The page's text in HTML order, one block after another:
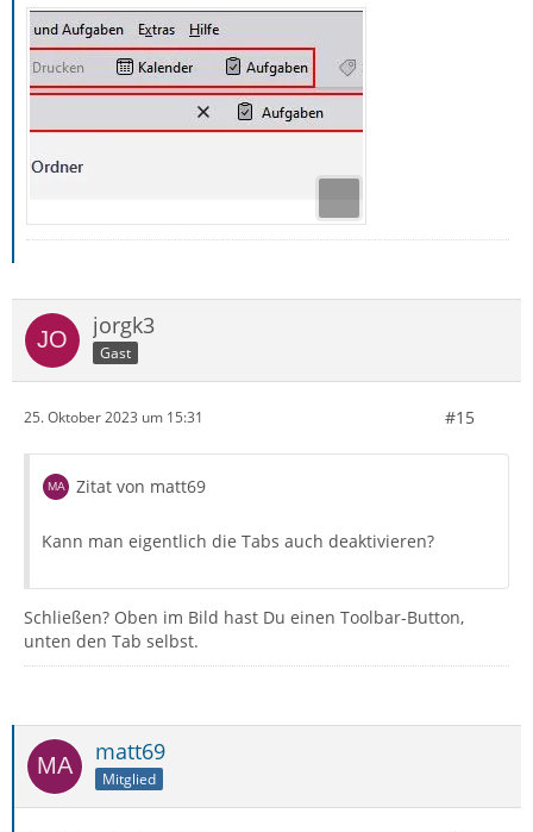
jorgk3
Gast
25. Oktober 2023 um 15:31 #15
Zitat von matt69
Kann man eigentlich die Tabs auch deaktivieren?
Schließen? Oben im Bild hast Du einen Toolbar-Button,
unten den Tab selbst.
matt69
Mitglied